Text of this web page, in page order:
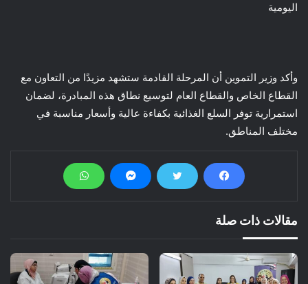
اليومية
وأكد وزير التموين أن المرحلة القادمة ستشهد مزيدًا من التعاون مع
القطاع الخاص والقطاع العام لتوسيع نطاق هذه المبادرة، لضمان
استمرارية توفر السلع الغذائية بكفاءة عالية وأسعار مناسبة في
مختلف المناطق.
مقالات ذات صلة